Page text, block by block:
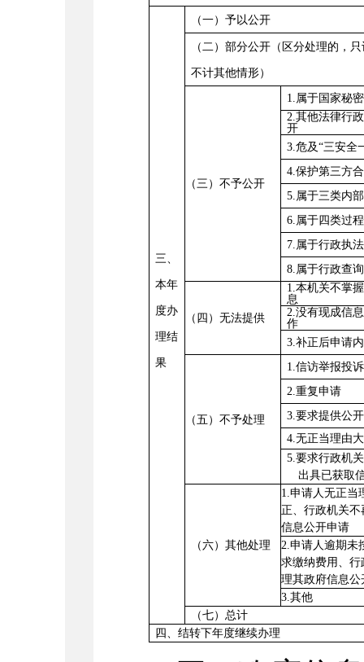
三、
本年
度办
理结
果
（一）予以公开
（二）部分公开（区分处理的，
不计其他情形）
（三）不予公开
1. 属于国家秘密
2.其他法律行
开
3.危及“三安全
4.保护第三方
5. 属于三类内
6. 属于四类过
7. 属于行政执
8. 属于行政查
（四）无法提供
1.本机关不掌
息
2.没有现成信
作
3.补正后申请
（五）不予处理
1.信访举报投
2.重复申请
3.要求提供公
4.无正当理由
5.要求行政机
出具已获取
（六）其他处理
1.申请人无正当
正、行政机关
信息公开申请
2.申请人逾期未
求缴纳费用、
理其政府信息公
3.其他
（七）总计
四、结转下年度继续办理